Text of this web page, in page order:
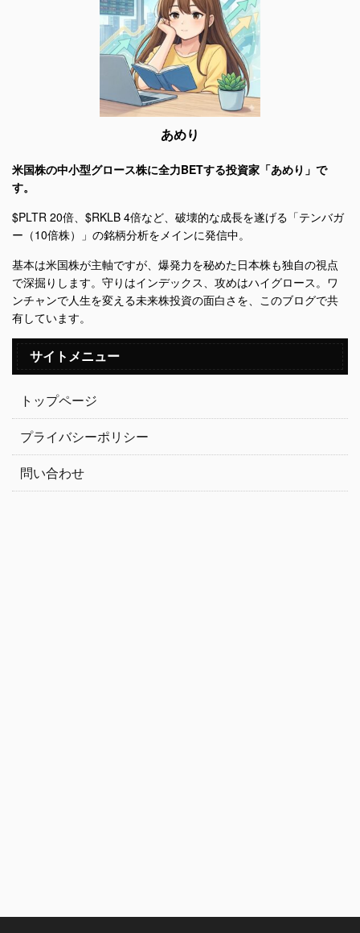
あめり
米国株の中小型グロース株に全力BETする投資家「あめり」で
す。
$PLTR 20倍、$RKLB 4倍など、破壊的な成長を遂げる「テンバガ
ー（10倍株）」の銘柄分析をメインに発信中。
基本は米国株が主軸ですが、爆発力を秘めた日本株も独自の視点
で深掘りします。守りはインデックス、攻めはハイグロース。ワ
ンチャンで人生を変える未来株投資の面白さを、このブログで共
有しています。
サイトメニュー
トップページ
プライバシーポリシー
問い合わせ